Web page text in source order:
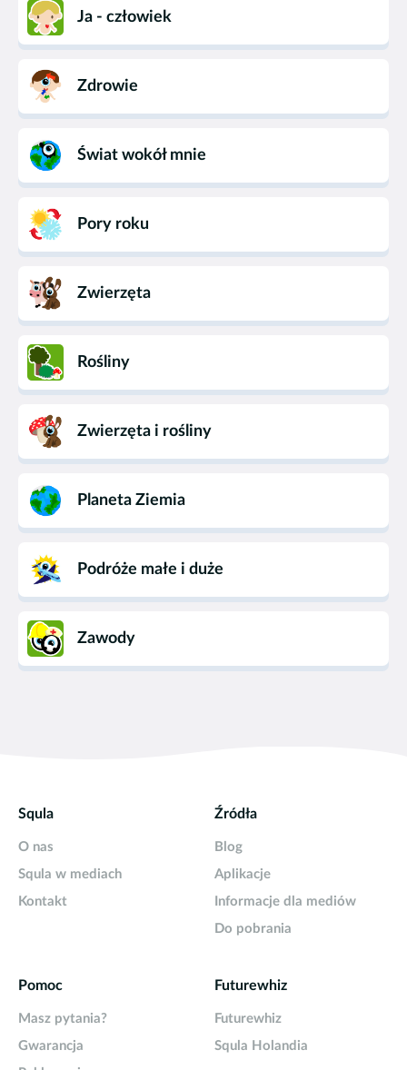
Ja - człowiek
Zdrowie
Świat wokół mnie
Pory roku
Zwierzęta
Rośliny
Zwierzęta i rośliny
Planeta Ziemia
Podróże małe i duże
Zawody
Squla
O nas
Squla w mediach
Kontakt
Źródła
Blog
Aplikacje
Informacje dla mediów
Do pobrania
Pomoc
Masz pytania?
Gwarancja
Futurewhiz
Futurewhiz
Squla Holandia